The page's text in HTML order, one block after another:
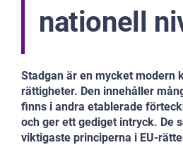
nationell
Stadgan är en mycket modern
rättigheter. Den innehåller
finns i andra etablerade
och ger ett gediget intryck. De
viktigaste principerna i EU-